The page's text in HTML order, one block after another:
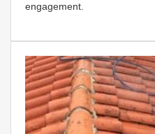
engagement.